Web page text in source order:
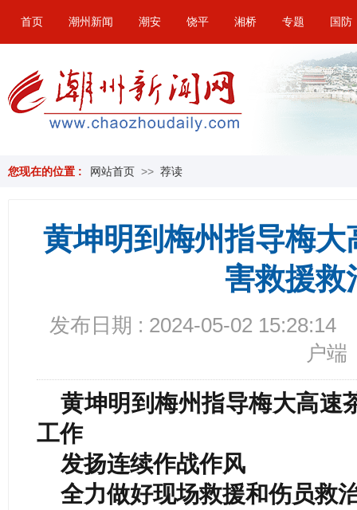
首页 潮州新闻 潮安 饶平 湘桥 专题 国防
您现在的位置 : 网站首页 >> 荐读
黄坤明到梅州指导梅
害救援救
发布日期 : 2024-05-02 15:28:14
户端
黄坤明到梅州指导梅大高速
工作
发扬连续作战作风
全力做好现场救援和伤员救